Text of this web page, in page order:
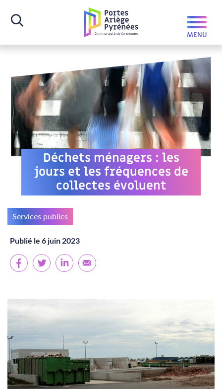
Déchets ménagers : les
jours et les fréquences de
collectes évoluent
Services publics
Publié le 6 juin 2023